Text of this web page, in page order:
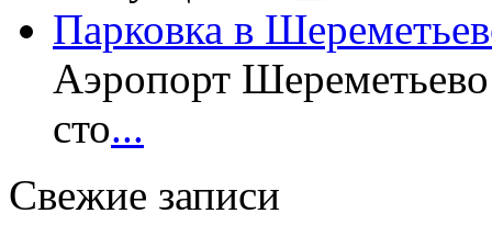
Парковка в
Аэропорт Шереметьево
сто...
Свежие записи